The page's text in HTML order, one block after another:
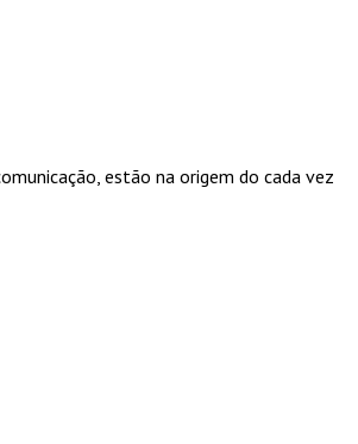
estão na origem do cada vez